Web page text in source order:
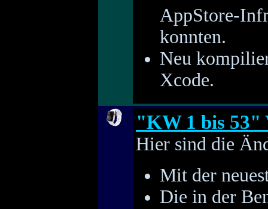
AppStore-
konnten.
Neu
Xcode.
"KW 1 bis 53"
Hier sind die
Mit der
Die in der